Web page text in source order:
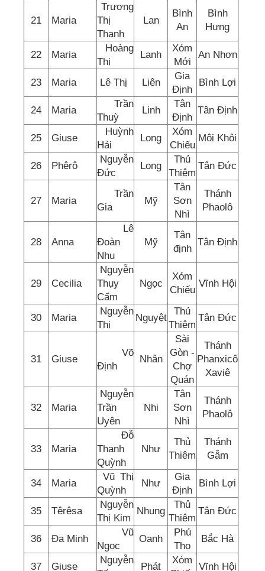
21 Maria
Trương
Thị
Thanh
Lan
Bình
An
Bình
Hưng
22 Maria
Hoàng
Thị
Lanh
Xóm
Mới
An Nhơn
23 Maria Lê Thị Liên
Gia
Định
Bình Lợi
24 Maria
Trần
Thuỳ
Linh
Tân
Định
Tân Định
25 Giuse
Huỳnh
Hải
Long
Xóm
Chiếu
Môi Khôi
26 Phêrô
Nguyễn
Đức
Long
Thủ
Thiêm
Tân Đức
27 Maria
Trần
Gia
Mỹ
Tân
Sơn
Nhì
Thánh
Phaolô
28 Anna
Lê
Đoàn
Nhu
Mỹ
Tân
định
Tân Định
29 Cecilia
Nguyễn
Thụy
Cẩm
Ngọc
Xóm
Chiếu
Vĩnh Hội
30 Maria
Nguyễn
Thị
Nguyệt
Thủ
Thiêm
Tân Đức
31 Giuse
Võ
Định
Nhân
Sài
Gòn -
Chợ
Quán
Thánh
Phanxicô
Xaviê
32 Maria
Nguyễn
Trần
Uyên
Nhi
Tân
Sơn
Nhì
Thánh
Phaolô
33 Maria
Đỗ
Thanh
Quỳnh
Như
Thủ
Thiêm
Thánh
Gẫm
34 Maria
Vũ Thị
Quỳnh
Như
Gia
Định
Bình Lợi
35 Têrêsa
Nguyễn
Thị Kim
Nhung
Thủ
Thiêm
Tân Đức
36 Đa Minh
Vũ
Ngọc
Oanh
Phú
Thọ
Bắc Hà
37 Giuse
Nguyễn
Phát
Xóm
Vĩnh Hội